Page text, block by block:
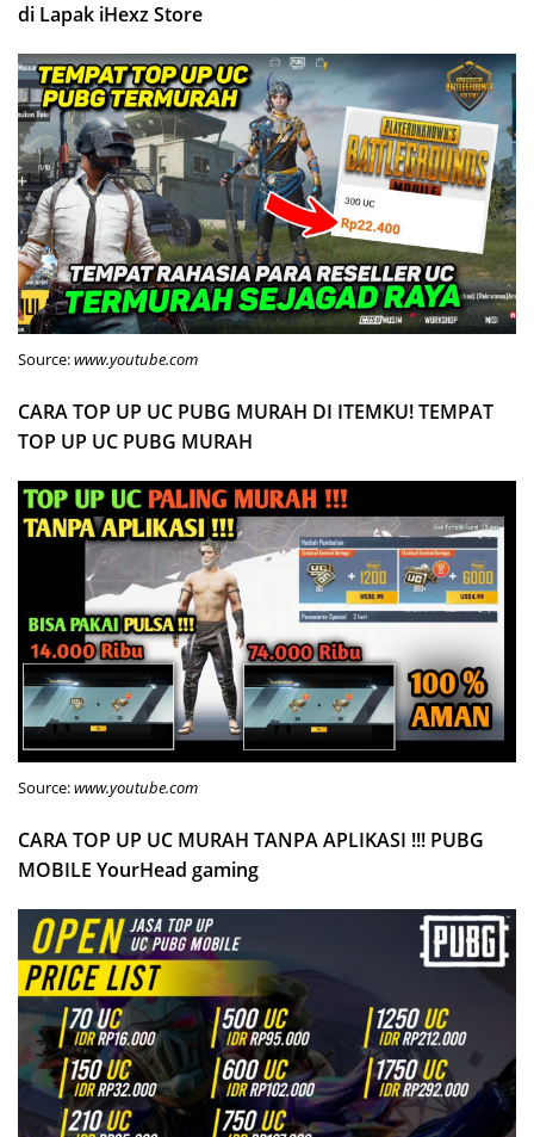
di Lapak iHexz Store
Source:www.youtube.com
CARA TOP UP UC PUBG MURAH DI ITEMKU! TEMPAT
TOP UP UC PUBG MURAH
Source:www.youtube.com
CARA TOP UP UC MURAH TANPA APLIKASI !!! PUBG
MOBILE YourHead gaming